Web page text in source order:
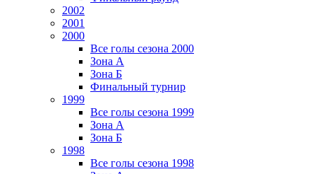
2002
2001
2000
Все голы сезона 2000
Зона А
Зона Б
Финальный турнир
1999
Все голы сезона 1999
Зона А
Зона Б
1998
Все голы сезона 1998